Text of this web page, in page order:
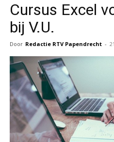
Cursus Excel
bij V.U.
Door Redactie RTV Papendrecht -